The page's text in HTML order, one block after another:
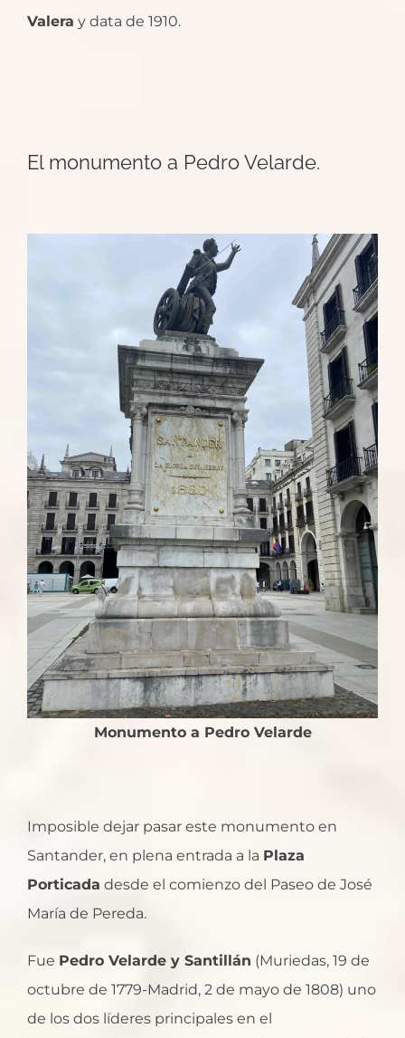
Valera y data de 1910.
El monumento a Pedro Velarde.
Monumento a Pedro Velarde
Imposible dejar pasar este monumento en
Santander, en plena entrada a la Plaza
Porticada desde el comienzo del Paseo de José
María de Pereda.
Fue Pedro Velarde y Santillán (Muriedas, 19 de
octubre de 1779-Madrid, 2 de mayo de 1808) uno
de los dos líderes principales en el